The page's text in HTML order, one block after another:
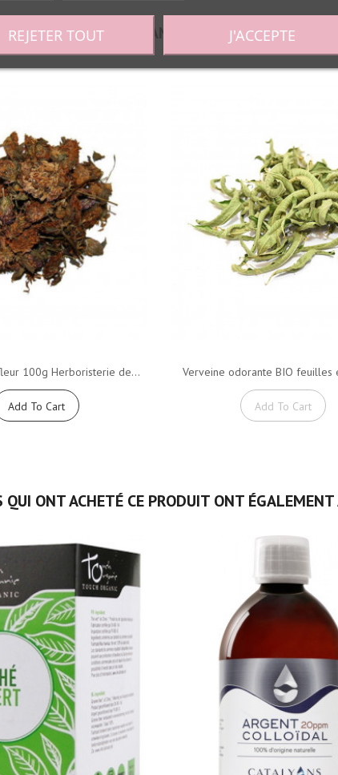
AUTRES PRODUITS DANS LA MÊME CATÉGORIE :
100g Herboristerie de...
Add To Cart
Verveine odorante BIO feuilles
Add To Cart
QUI ONT ACHETÉ CE PRODUIT ONT ÉGALEMENT
REJETER TOUT J'ACCEPTE